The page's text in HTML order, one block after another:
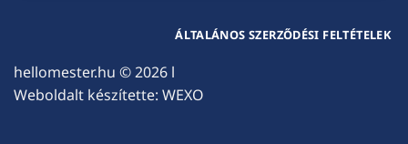
hellomester.hu © 2026 l
Weboldalt készítette: WEXO
ÁLTALÁNOS SZERZŐDÉSI FELTÉTELEK